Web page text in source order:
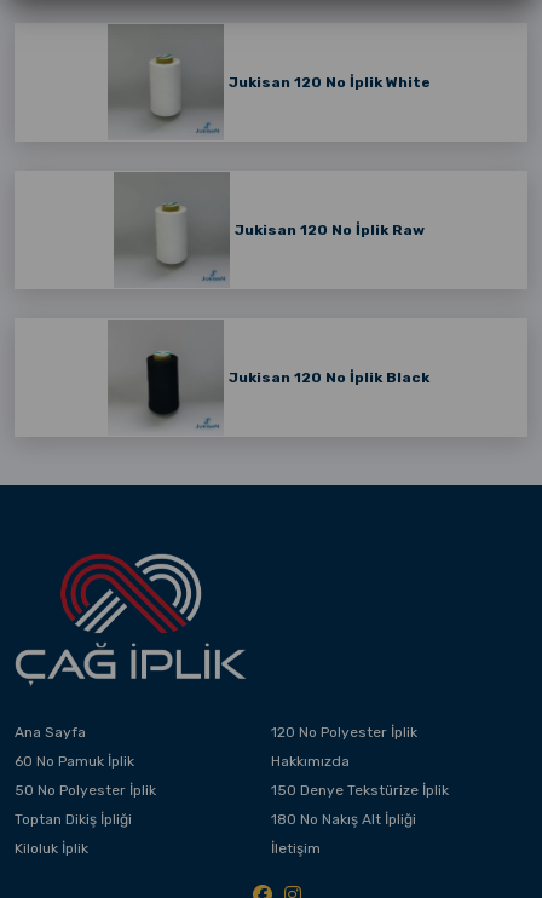
Jukisan 120 No İplik White
Jukisan 120 No İplik Raw
Jukisan 120 No İplik Black
Ana Sayfa
120 No Polyester İplik
60 No Pamuk İplik
Hakkımızda
50 No Polyester İplik
150 Denye Tekstürize İplik
Toptan Dikiş İpliği
180 No Nakış Alt İpliği
Kiloluk İplik
İletişim